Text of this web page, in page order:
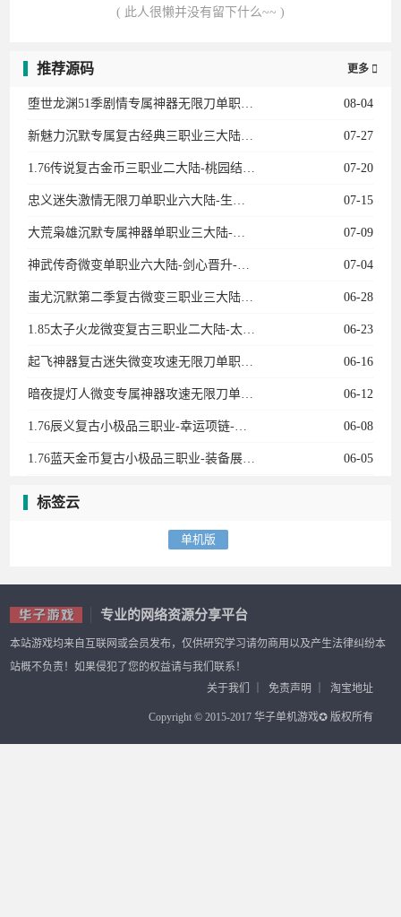
( 此人很懒并没有留下什么~~ )
更多 
推荐源码
08-04
07-27
07-20
07-15
07-09
07-04
06-28
06-23
06-16
06-12
06-08
06-05
标签云
单机版
专业的网络资源分享平台
本站游戏均来自互联网或会员发布，仅供研究学习请勿商用以及产生法律纠纷本
站概不负责！如果侵犯了您的权益请与我们联系！
关于我们
免责声明 淘宝地址
Copyright © 2015-2017 华子单机游戏✪ 版权所有